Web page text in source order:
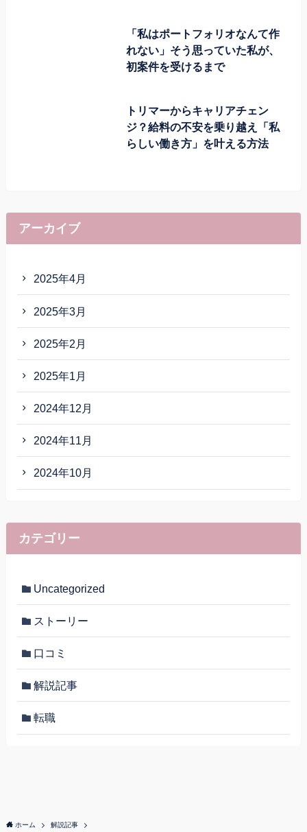
「私はポートフォリオなんて作
れない」そう思っていた私が、
初案件を受けるまで
トリマーからキャリアチェン
ジ？給料の不安を乗り越え「私
らしい働き方」を叶える方法
アーカイブ
2025年4月
2025年3月
2025年2月
2025年1月
2024年12月
2024年11月
2024年10月
カテゴリー
Uncategorized
ストーリー
口コミ
解説記事
転職
ホーム 解説記事